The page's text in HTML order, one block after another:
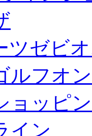
ツゼビ
ルフオ
ョッピ
イン